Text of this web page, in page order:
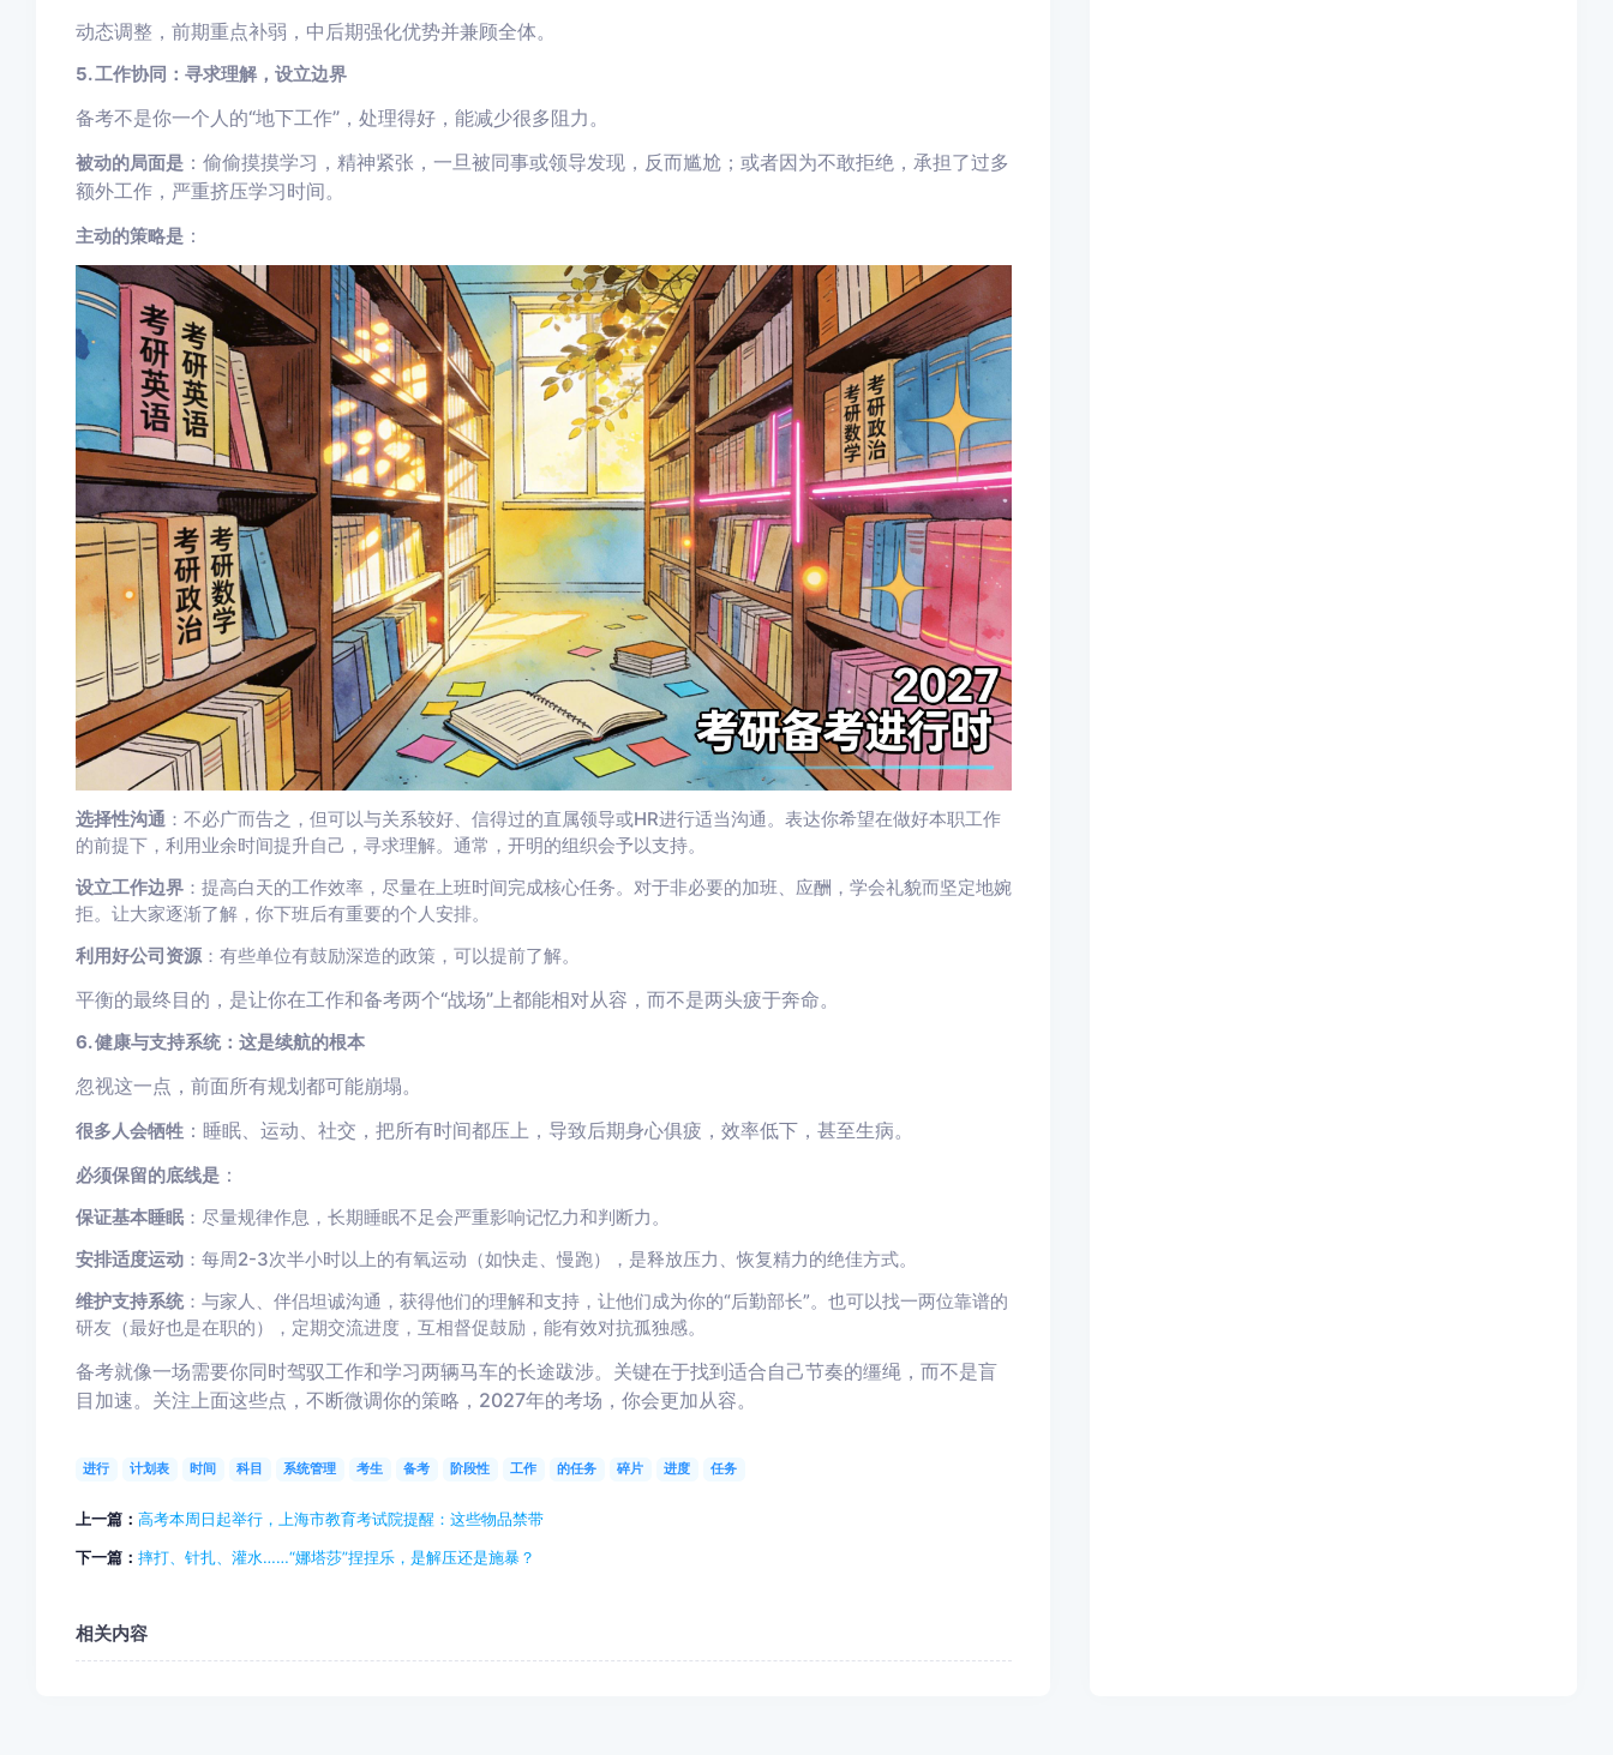
动态调整，前期重点补弱，中后期强化优势并兼顾全体。
5. 工作协同：寻求理解，设立边界
备考不是你一个人的“地下工作”，处理得好，能减少很多阻力。
被动的局面是：偷偷摸摸学习，精神紧张，一旦被同事或领导发现，反而尴尬；或者因为不敢拒绝，承担了过多
额外工作，严重挤压学习时间。
主动的策略是：
选择性沟通：不必广而告之，但可以与关系较好、信得过的直属领导或HR进行适当沟通。表达你希望在做好本职工作
的前提下，利用业余时间提升自己，寻求理解。通常，开明的组织会予以支持。
设立工作边界：提高白天的工作效率，尽量在上班时间完成核心任务。对于非必要的加班、应酬，学会礼貌而坚定地婉
拒。让大家逐渐了解，你下班后有重要的个人安排。
利用好公司资源：有些单位有鼓励深造的政策，可以提前了解。
平衡的最终目的，是让你在工作和备考两个“战场”上都能相对从容，而不是两头疲于奔命。
6. 健康与支持系统：这是续航的根本
忽视这一点，前面所有规划都可能崩塌。
很多人会牺牲：睡眠、运动、社交，把所有时间都压上，导致后期身心俱疲，效率低下，甚至生病。
必须保留的底线是：
保证基本睡眠：尽量规律作息，长期睡眠不足会严重影响记忆力和判断力。
安排适度运动：每周2-3次半小时以上的有氧运动（如快走、慢跑），是释放压力、恢复精力的绝佳方式。
维护支持系统：与家人、伴侣坦诚沟通，获得他们的理解和支持，让他们成为你的“后勤部长”。也可以找一两位靠谱的
研友（最好也是在职的），定期交流进度，互相督促鼓励，能有效对抗孤独感。
备考就像一场需要你同时驾驭工作和学习两辆马车的长途跋涉。关键在于找到适合自己节奏的缰绳，而不是盲
目加速。关注上面这些点，不断微调你的策略，2027年的考场，你会更加从容。
进行 计划表 时间 科目 系统管理 考生 备考 阶段性 工作 的任务 碎片 进度 任务
上一篇： 高考本周日起举行，上海市教育考试院提醒：这些物品禁带
下一篇： 摔打、针扎、灌水……“娜塔莎”捏捏乐，是解压还是施暴？
相关内容